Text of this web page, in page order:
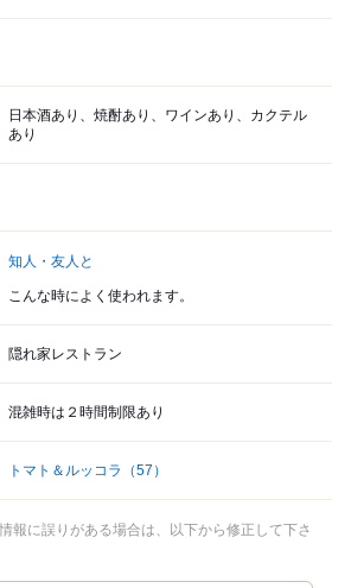
日本酒あり、焼酎あり、ワインあり、カクテル
あり
知人・友人と
こんな時によく使われます。
隠れ家レストラン
混雑時は２時間制限あり
トマト＆ルッコラ （57）
報に誤りがある場合は、以下から修正して下さ